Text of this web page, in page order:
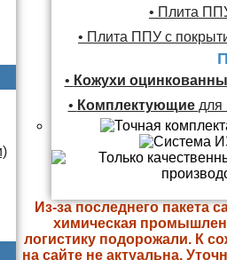
• Плита
• Плита ППУ с
• Кожухи
• Комплектующие для
Из-за последнего пакета
химическая
логистику подорожали. К
на сайте не актуальна.